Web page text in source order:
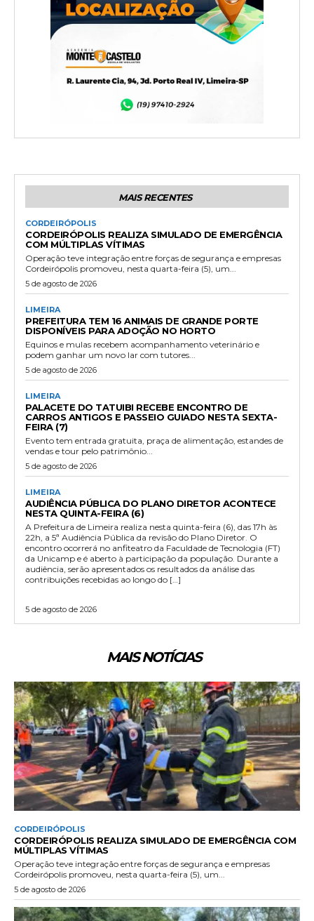
MAIS RECENTES
CORDEIRÓPOLIS
CORDEIRÓPOLIS REALIZA SIMULADO DE EMERGÊNCIA
COM MÚLTIPLAS VÍTIMAS
Operação teve integração entre forças de segurança e empresas
Cordeirópolis promoveu, nesta quarta-feira (5), um...
5 de agosto de 2026
LIMEIRA
PREFEITURA TEM 16 ANIMAIS DE GRANDE PORTE
DISPONÍVEIS PARA ADOÇÃO NO HORTO
Equinos e mulas recebem acompanhamento veterinário e
podem ganhar um novo lar com tutores...
5 de agosto de 2026
LIMEIRA
PALACETE DO TATUIBI RECEBE ENCONTRO DE
CARROS ANTIGOS E PASSEIO GUIADO NESTA SEXTA-
FEIRA (7)
Evento tem entrada gratuita, praça de alimentação, estandes de
vendas e tour pelo patrimônio...
5 de agosto de 2026
LIMEIRA
AUDIÊNCIA PÚBLICA DO PLANO DIRETOR ACONTECE
NESTA QUINTA-FEIRA (6)
A Prefeitura de Limeira realiza nesta quinta-feira (6), das 17h às
22h, a 5ª Audiência Pública da revisão do Plano Diretor. O
encontro ocorrerá no anfiteatro da Faculdade de Tecnologia (FT)
da Unicamp e é aberto à participação da população. Durante a
audiência, serão apresentados os resultados da análise das
contribuições recebidas ao longo do […]
5 de agosto de 2026
MAIS NOTÍCIAS
CORDEIRÓPOLIS
CORDEIRÓPOLIS REALIZA SIMULADO DE EMERGÊNCIA COM
MÚLTIPLAS VÍTIMAS
Operação teve integração entre forças de segurança e empresas
Cordeirópolis promoveu, nesta quarta-feira (5), um...
5 de agosto de 2026